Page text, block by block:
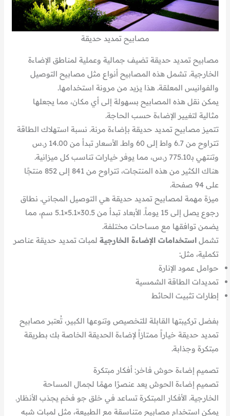
مصابيح تمديد حديقة
مصابيح تمديد حديقة تضيف جمالية وعملية لمناطق الإضاءة
الخارجية. تشمل هذه المصابيح أنواع مثل مصابيح التوصيل
والفوانيس المعلقة. هذا يزيد من مرونة استخدامها.
يمكن نقل هذه المصابيح بسهولة إلى أي مكان، مما يجعلها
مثالية لتغيير الإضاءة حسب الحاجة.
تتميز مصابيح تمديد حديقة بإضاءة مرنة. نسبة استهلاك الطاقة
تتراوح من 6.7 واط إلى 60 واط. الأسعار تبدأ من 14.00 ر.س
وتنتهي بـ775.10 ر.س، مما يوفر خيارات تناسب كل ميزانية.
هناك الكثير من هذه المنتجات، تتراوح من 841 إلى 852 منتجًا
على 94 صفحة.
ميزة مهمة لمصابيح تمديد حديقة هي التوصيل المجاني. نطاق
رجوع يصل إلى 15 يوماً. الأبعاد تبدأ من 30.5×5.1×5.1 سم، مما
يضمن توافقها مع مساحات مختلفة.
تشملاستخدامات الإضاءة الخارجية لمبات تمديد حديقة عناصر
تكملية، مثل:
حوامل عمود الإنارة
تمديدات الطاقة الشمسية
إطارات تثبيت الحائط
بفضل تركيبتها القابلة للتخصيص وتنوعها الكبير، تُعتبر مصابيح
تمديد حديقة خياراً ممتازاً لإضاءة الحديقة الخاصة بك بطريقة
مبتكرة وجذابة.
تصميم إضاءة حوش فاخر: أفكار مبتكرة
تصميم إضاءة الحوش يعد عنصرًا مهمًا لجمال المساحة
الخارجية. الأفكار المبتكرة تساعد في خلق جو فخم يجذب الأنظار.
يمكن استخدام مصابيح متناسقة مع الطبيعة، مثل لمبات شبه